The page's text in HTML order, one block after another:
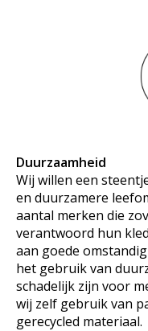
Duurzaamheid
Wij willen een
en duurzamere
aantal merken die
verantwoord hun
aan goede
het gebruik van
schadelijk zijn voor
wij zelf gebruik van
gerecycled materiaal.